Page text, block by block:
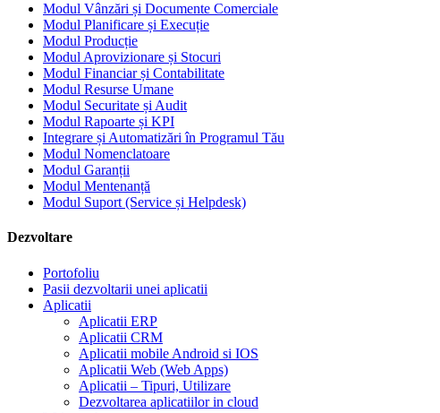
Modul Vânzări și Documente Comerciale
Modul Planificare și Execuție
Modul Producție
Modul Aprovizionare și Stocuri
Modul Financiar și Contabilitate
Modul Resurse Umane
Modul Securitate și Audit
Modul Rapoarte și KPI
Integrare și Automatizări în Programul Tău
Modul Nomenclatoare
Modul Garanții
Modul Mentenanță
Modul Suport (Service și Helpdesk)
Dezvoltare
Portofoliu
Pasii dezvoltarii unei aplicatii
Aplicatii
Aplicatii ERP
Aplicatii CRM
Aplicatii mobile Android si IOS
Aplicatii Web (Web Apps)
Aplicatii – Tipuri, Utilizare
Dezvoltarea aplicatiilor in cloud